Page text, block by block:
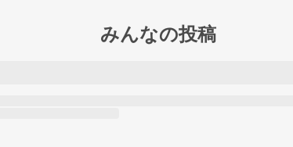
みんなの投稿